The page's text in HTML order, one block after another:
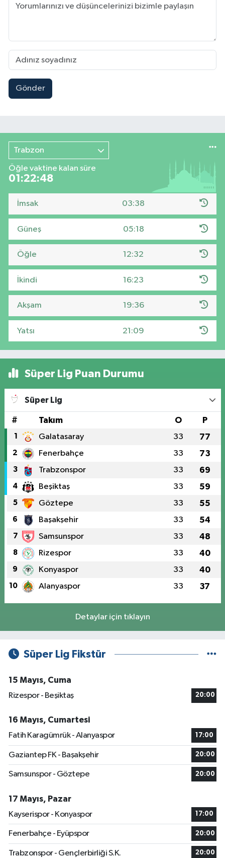
Gönder
Trabzon
Öğle vaktine kalan süre
01:22:47
İmsak 03:38
Güneş 05:18
Öğle 12:32
İkindi 16:23
Akşam 19:36
Yatsı 21:09
Süper Lig Puan Durumu
Süper Lig
# Takım O P
1 Galatasaray 33 77
2 Fenerbahçe 33 73
3 Trabzonspor 33 69
4 Beşiktaş 33 59
5 Göztepe 33 55
6 Başakşehir 33 54
7 Samsunspor 33 48
8 Rizespor 33 40
9 Konyaspor 33 40
10 Alanyaspor 33 37
Detaylar için tıklayın
Süper Lig Fikstür
15 Mayıs, Cuma
Rizespor - Beşiktaş
20:00
16 Mayıs, Cumartesi
Fatih Karagümrük - Alanyaspor
17:00
Gaziantep FK - Başakşehir 20:00
Samsunspor - Göztepe 20:00
17 Mayıs, Pazar
Kayserispor - Konyaspor
17:00
Fenerbahçe - Eyüpspor 20:00
Trabzonspor - Gençlerbirliği S.K. 20:00